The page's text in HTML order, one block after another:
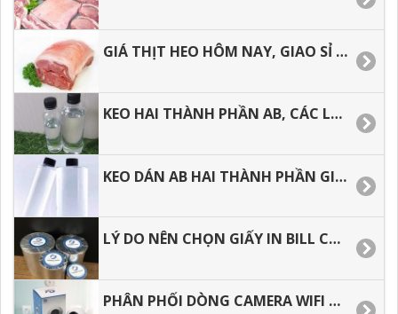
GIÁ THỊT HEO HÔM NAY, GIAO SỈ TẬN NƠI TẠI HỒ CHÍ MINH.
KEO HAI THÀNH PHẦN AB, CÁC LỖI THƯỜNG GẶP TRONG QUÁ TRÌNH THI CÔNG.
KEO DÁN AB HAI THÀNH PHẦN GIÁ TỐT TẠI TP.HCM.
LÝ DO NÊN CHỌN GIẤY IN BILL CHO VIỆC KINH DOANH.
PHÂN PHỐI DÒNG CAMERA WIFI 360, HƯỚNG DẪN CÀI ĐẶT CHI TIẾT.